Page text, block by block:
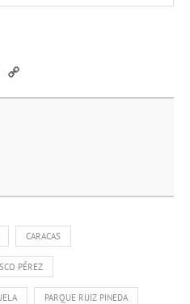
VK
CARACAS
PÉREZ
PARQUE RUIZ PINEDA